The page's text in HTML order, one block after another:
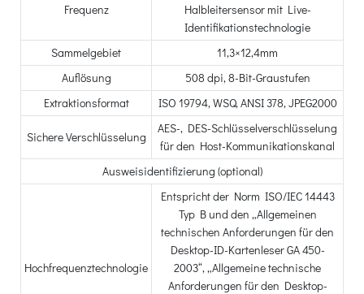
Frequenz
Halbleitersensor mit Live-
Identifikationstechnologie
Sammelgebiet
11,3×12,4mm
Auflösung
508 dpi, 8-Bit-Graustufen
Extraktionsformat
ISO 19794, WSQ, ANSI 378, JPEG2000
Sichere Verschlüsselung
AES-, DES-Schlüsselverschlüsselung
für den Host-Kommunikationskanal
Ausweisidentifizierung (optional)
Hochfrequenztechnologie
Entspricht der Norm ISO/IEC 14443
Typ B und den „Allgemeinen
technischen Anforderungen für den
Desktop-ID-Kartenleser GA 450-
2003“, „Allgemeine technische
Anforderungen für den Desktop-